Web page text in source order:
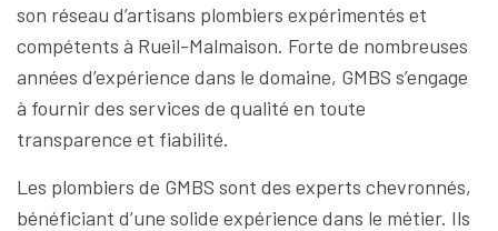
son réseau d’artisans plombiers expérimentés et
compétents à Rueil-Malmaison. Forte de nombreuses
années d’expérience dans le domaine, GMBS s’engage
à fournir des services de qualité en toute
transparence et fiabilité.
Les plombiers de GMBS sont des experts chevronnés,
bénéficiant d’une solide expérience dans le métier. Ils